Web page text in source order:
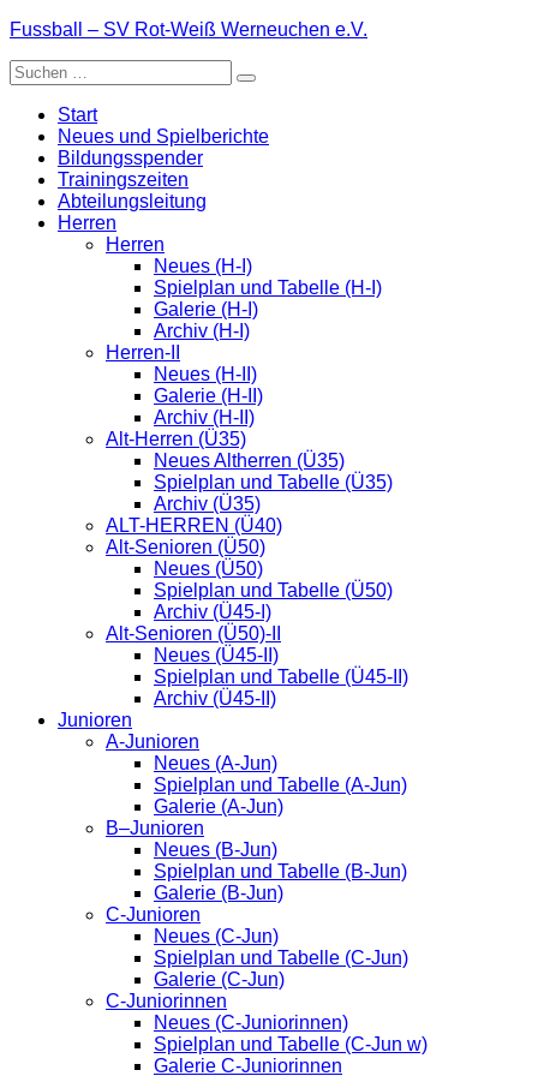
Zum
springen
Fussball – SV Rot-Weiß Werneuchen e.V.
Suche
nach:
Start
Neues und Spielberichte
Bildungsspender
Trainingszeiten
Abteilungsleitung
Herren
Herren
Neues (H-I)
Spielplan und Tabelle (H-I)
Galerie (H-I)
Archiv (H-I)
Herren-II
Neues (H-II)
Galerie (H-II)
Archiv (H-II)
Alt-Herren (Ü35)
Neues Altherren (Ü35)
Spielplan und Tabelle (Ü35)
Archiv (Ü35)
ALT-HERREN (Ü40)
Alt-Senioren (Ü50)
Neues (Ü50)
Spielplan und Tabelle (Ü50)
Archiv (Ü45-I)
Alt-Senioren (Ü50)-II
Neues (Ü45-II)
Spielplan und Tabelle (Ü45-II)
Archiv (Ü45-II)
Junioren
A-Junioren
Neues (A-Jun)
Spielplan und Tabelle (A-Jun)
Galerie (A-Jun)
B–Junioren
Neues (B-Jun)
Spielplan und Tabelle (B-Jun)
Galerie (B-Jun)
C-Junioren
Neues (C-Jun)
Spielplan und Tabelle (C-Jun)
Galerie (C-Jun)
C-Juniorinnen
Neues (C-Juniorinnen)
Spielplan und Tabelle (C-Jun w)
Galerie C-Juniorinnen